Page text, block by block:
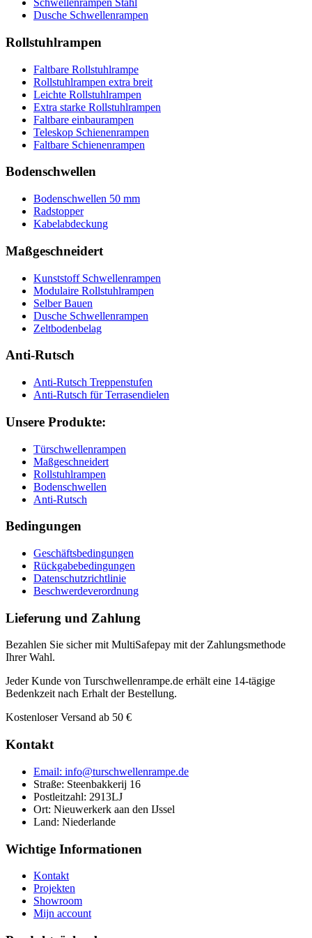
Schwellenrampen Stahl
Dusche Schwellenrampen
Rollstuhlrampen
Faltbare Rollstuhlrampe
Rollstuhlrampen extra breit
Leichte Rollstuhlrampen
Extra starke Rollstuhlrampen
Faltbare einbaurampen
Teleskop Schienenrampen
Faltbare Schienenrampen
Bodenschwellen
Bodenschwellen 50 mm
Radstopper
Kabelabdeckung
Maßgeschneidert
Kunststoff Schwellenrampen
Modulaire Rollstuhlrampen
Selber Bauen
Dusche Schwellenrampen
Zeltbodenbelag
Anti-Rutsch
Anti-Rutsch Treppenstufen
Anti-Rutsch für Terrasendielen
Unsere Produkte:
Türschwellenrampen
Maßgeschneidert
Rollstuhlrampen
Bodenschwellen
Anti-Rutsch
Bedingungen
Geschäftsbedingungen
Rückgabebedingungen
Datenschutzrichtlinie
Beschwerdeverordnung
Lieferung und Zahlung
Bezahlen Sie sicher mit MultiSafepay mit der Zahlungsmethode
Ihrer Wahl.
Jeder Kunde von Turschwellenrampe.de erhält eine 14-tägige
Bedenkzeit nach Erhalt der Bestellung.
Kostenloser Versand ab 50 €
Kontakt
Email: info@turschwellenrampe.de
Straße: Steenbakkerij 16
Postleitzahl: 2913LJ
Ort: Nieuwerkerk aan den IJssel
Land: Niederlande
Wichtige Informationen
Kontakt
Projekten
Showroom
Mijn account